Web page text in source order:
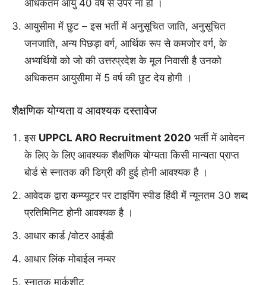
अधिकतम आयु 40 वर्ष से उपर ना हो ।
आयुसीमा में छुट – इस भर्ती में अनुसूचित जाति, अनुसूचित
जनजाति, अन्य पिछड़ा वर्ग, आर्थिक रूप से कमजोर वर्ग, के
अभ्यर्थियों को जो की उत्तरप्रदेश के मूल निवासी है उनको
अधिकतम आयुसीमा में 5 वर्ष की छुट देय होगी ।
शैक्षणिक योग्यता व आवश्यक दस्तावेज
इस UPPCL ARO Recruitment 2020 भर्ती में आवेदन
के लिए के लिए आवश्यक शैक्षणिक योग्यता किसी मान्यता प्राप्त
बोर्ड से स्नातक की डिग्री की हुई होनी आवश्यक है ।
आवेदक द्वारा कम्प्यूटर पर टाइपिंग स्पीड हिंदी में न्यूनतम 30 शब्द
प्रतिमिनिट होनी आवश्यक है ।
आधार कार्ड /वोटर आईडी
आधार लिंक मोबाईल नम्बर
स्नातक मार्कशीट